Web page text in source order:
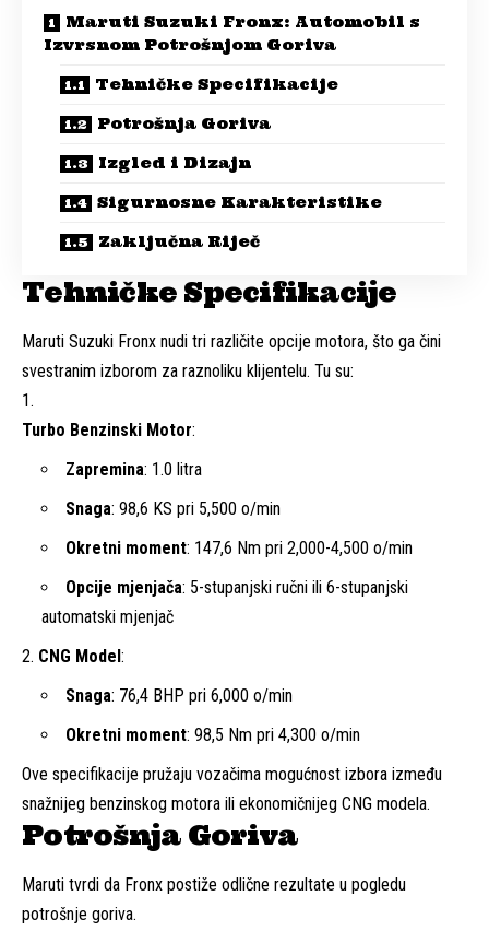
Maruti Suzuki Fronx: Automobil s
Izvrsnom Potrošnjom Goriva
Tehničke Specifikacije
Potrošnja Goriva
Izgled i Dizajn
Sigurnosne Karakteristike
Zaključna Riječ
Tehničke Specifikacije
Maruti Suzuki Fronx nudi tri različite opcije motora, što ga čini
svestranim izborom za raznoliku klijentelu. Tu su:
Turbo Benzinski Motor:
Zapremina: 1.0 litra
Snaga: 98,6 KS pri 5,500 o/min
Okretni moment: 147,6 Nm pri 2,000-4,500 o/min
Opcije mjenjača: 5-stupanjski ručni ili 6-stupanjski
automatski mjenjač
CNG Model :
Snaga: 76,4 BHP pri 6,000 o/min
Okretni moment: 98,5 Nm pri 4,300 o/min
Ove specifikacije pružaju vozačima mogućnost izbora između
snažnijeg benzinskog motora ili ekonomičnijeg CNG modela.
Potrošnja Goriva
Maruti tvrdi da Fronx postiže odlične rezultate u pogledu
potrošnje goriva.